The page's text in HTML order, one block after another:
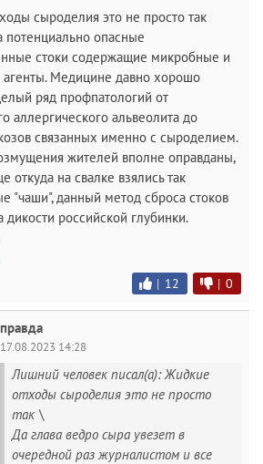
сыроделия это не просто так
потенциально опасные
стоки содержащие микробные и
агенты. Медицине давно хорошо
ряд профпатологий от
аллергического альвеолита до
связанных именно с сыроделием.
жителей вполне оправданы,
откуда на свалке взялись так
"чаши", данный метод сброса стоков
дикости российской глубинки.
| 12 | 0
правда
17.08.2023 14:28
Лишний человек писал(а): Жидкие
отходы сыроделия это не просто
так \
Да глава ведро сыра увезет в
очередной раз журналистом и все